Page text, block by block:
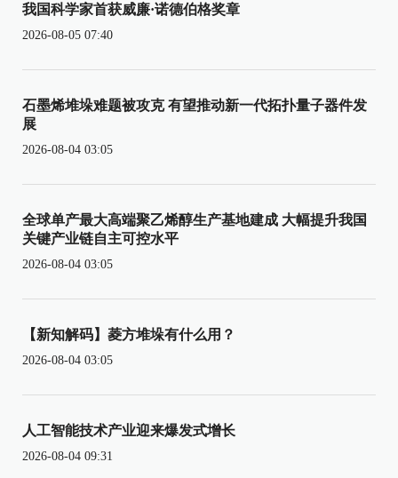
我国科学家首获威廉·诺德伯格奖章
2026-08-05 07:40
石墨烯堆垛难题被攻克 有望推动新一代拓扑量子器件发
展
2026-08-04 03:05
全球单产最大高端聚乙烯醇生产基地建成 大幅提升我国
关键产业链自主可控水平
2026-08-04 03:05
【新知解码】菱方堆垛有什么用？
2026-08-04 03:05
人工智能技术产业迎来爆发式增长
2026-08-04 09:31